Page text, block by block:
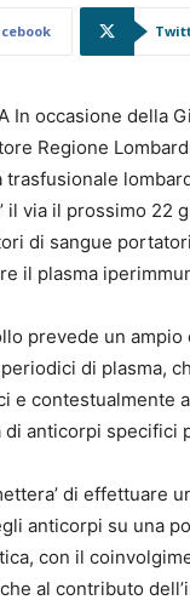
In occasione della
Regione
trasfusionale
il via il prossimo 22
di sangue
il plasma
prevede un
di plasma,
e contestualmente
di anticorpi specifici
di effettuare
anticorpi su una
con il
al contributo